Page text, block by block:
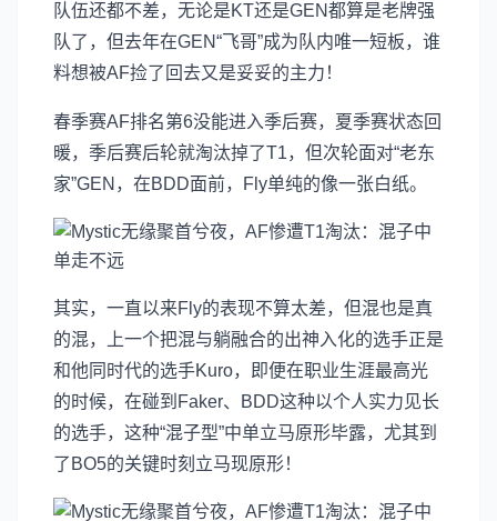
队伍还都不差，无论是KT还是GEN都算是老牌强
队了，但去年在GEN“飞哥”成为队内唯一短板，谁
料想被AF捡了回去又是妥妥的主力！
春季赛AF排名第6没能进入季后赛，夏季赛状态回
暖，季后赛后轮就淘汰掉了T1，但次轮面对“老东
家”GEN，在BDD面前，Fly单纯的像一张白纸。
其实，一直以来Fly的表现不算太差，但混也是真
的混，上一个把混与躺融合的出神入化的选手正是
和他同时代的选手Kuro，即便在职业生涯最高光
的时候，在碰到Faker、BDD这种以个人实力见长
的选手，这种“混子型”中单立马原形毕露，尤其到
了BO5的关键时刻立马现原形！